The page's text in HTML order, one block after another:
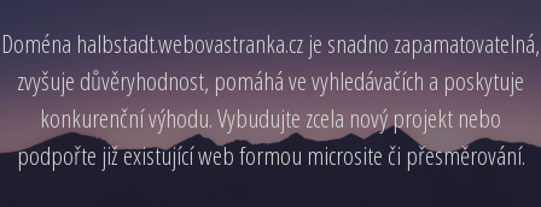
Doména halbstadt.webovastranka.cz je snadno zapamatovatelná,
zvyšuje důvěryhodnost, pomáhá ve vyhledávačích a poskytuje
konkurenční výhodu. Vybudujte zcela nový projekt nebo
podpořte již existující web formou microsite či přesměrování.